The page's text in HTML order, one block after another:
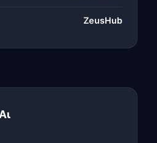
ZeusHub